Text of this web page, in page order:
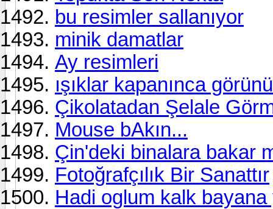
bu resimler sallanıyor
minik damatlar
Ay resimleri
ışıklar kapanınca
Çikolatadan Şelale
Mouse bAkın...
Çin'deki binalara bakar
Fotoğrafçılık Bir Sanattır
Hadi oglum kalk bayana